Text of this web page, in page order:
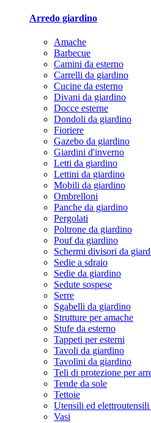
Arredo giardino
Amache
Barbecue
Camini da esterno
Carrelli da giardino
Cucine da esterno
Divani da giardino
Docce esterne
Dondoli da giardino
Fioriere
Gazebo da giardino
Giardini d'inverno
Letti da giardino
Lettini da giardino
Mobili da giardino
Ombrelloni
Panche da giardino
Pergolati
Poltrone da giardino
Pouf da giardino
Schermi divisori da
Sedie a sdraio
Sedie da giardino
Sedute sospese
Serre
Sgabelli da giardino
Strutture per amache
Stufe da esterno
Tappeti per esterni
Tavoli da giardino
Tavolini da giardino
Teli di protezione per
Tende da sole
Tettoie
Utensili ed
Vasi